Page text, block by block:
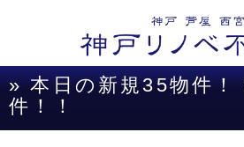
» 本日の新規35物件！
件！！